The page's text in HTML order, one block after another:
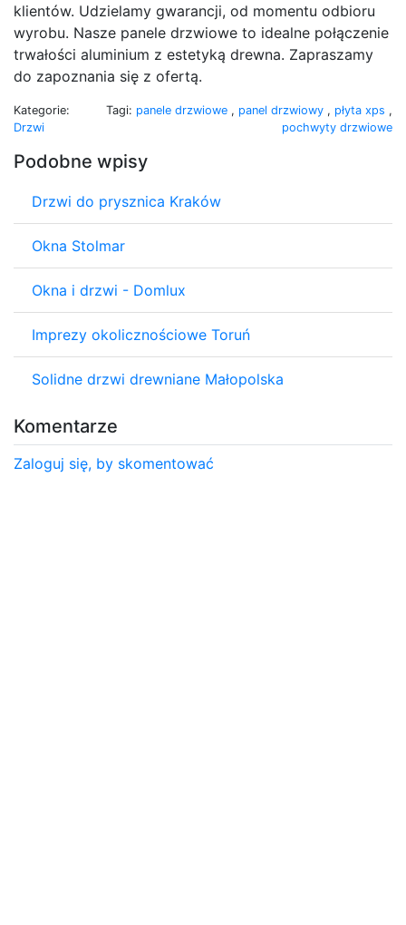
klientów. Udzielamy gwarancji, od momentu odbioru
wyrobu. Nasze panele drzwiowe to idealne połączenie
trwałości aluminium z estetyką drewna. Zapraszamy
do zapoznania się z ofertą.
Kategorie:
Drzwi
Tagi: panele drzwiowe , panel drzwiowy , płyta xps ,
pochwyty drzwiowe
Podobne wpisy
Drzwi do prysznica Kraków
Okna Stolmar
Okna i drzwi - Domlux
Imprezy okolicznościowe Toruń
Solidne drzwi drewniane Małopolska
Komentarze
Zaloguj się, by skomentować